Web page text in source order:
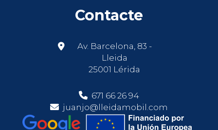
Contacte
Av. Barcelona, 83 -
Lleida
25001 Lérida
671 66 26 94
juanjo@lleidamobil.com